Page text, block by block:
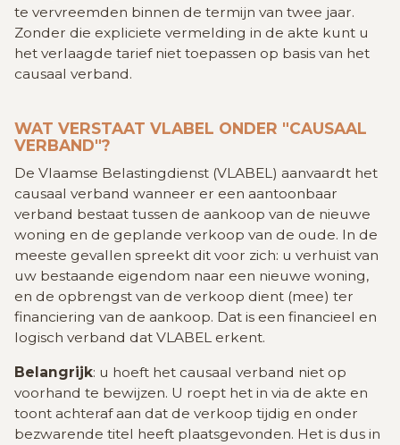
te vervreemden binnen de termijn van twee jaar.
Zonder die expliciete vermelding in de akte kunt u
het verlaagde tarief niet toepassen op basis van het
causaal verband.
WAT VERSTAAT VLABEL ONDER "CAUSAAL
VERBAND"?
De Vlaamse Belastingdienst (VLABEL) aanvaardt het
causaal verband wanneer er een aantoonbaar
verband bestaat tussen de aankoop van de nieuwe
woning en de geplande verkoop van de oude. In de
meeste gevallen spreekt dit voor zich: u verhuist van
uw bestaande eigendom naar een nieuwe woning,
en de opbrengst van de verkoop dient (mee) ter
financiering van de aankoop. Dat is een financieel en
logisch verband dat VLABEL erkent.
Belangrijk: u hoeft het causaal verband niet op
voorhand te bewijzen. U roept het in via de akte en
toont achteraf aan dat de verkoop tijdig en onder
bezwarende titel heeft plaatsgevonden. Het is dus in